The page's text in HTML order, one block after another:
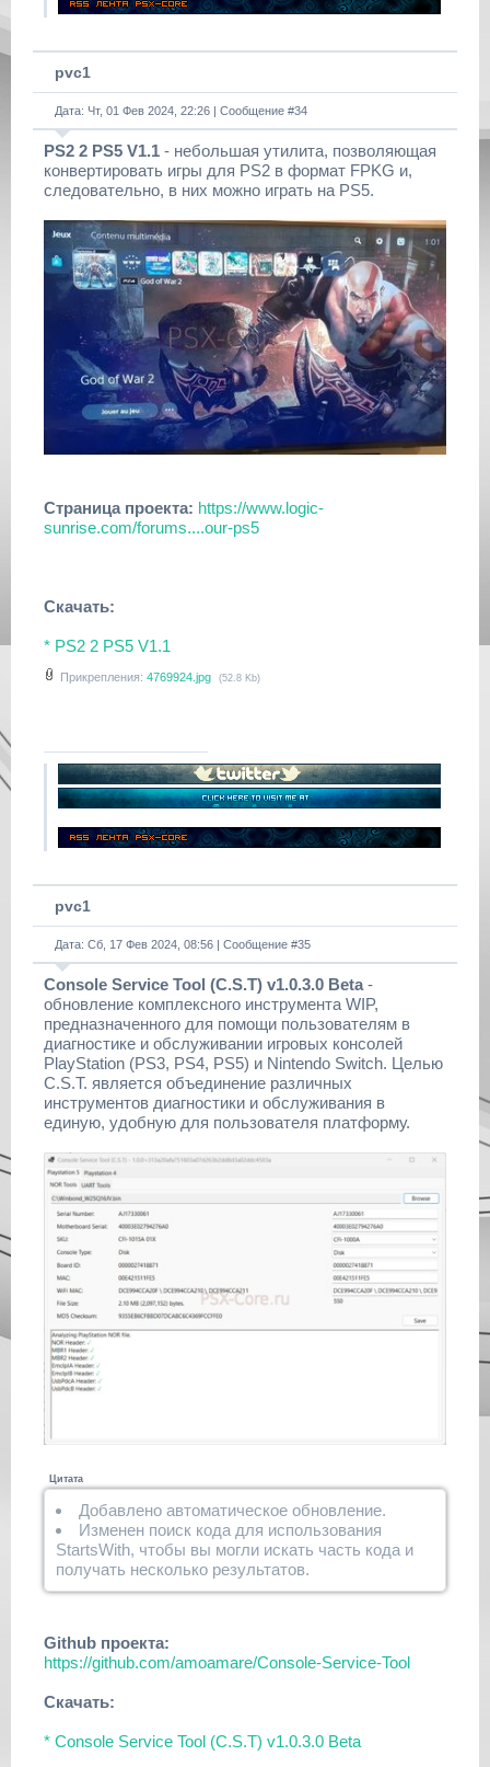
pvc1
Дата: Чт, 01 Фев 2024, 22:26 | Сообщение #34
PS2 2 PS5 V1.1 - небольшая утилита, позволяющая
конвертировать игры для PS2 в формат FPKG и,
следовательно, в них можно играть на PS5.
Страница проекта: https://www.logic-
sunrise.com/forums....our-ps5
Скачать:
* PS2 2 PS5 V1.1
Прикрепления: 4769924.jpg (52.8 Kb)
pvc1
Дата: Сб, 17 Фев 2024, 08:56 | Сообщение #35
Console Service Tool (C.S.T) v1.0.3.0 Beta-
обновление комплексного инструмента WIP,
предназначенного для помощи пользователям в
диагностике и обслуживании игровых консолей
PlayStation (PS3, PS4, PS5) и Nintendo Switch. Целью
C.S.T. является объединение различных
инструментов диагностики и обслуживания в
единую, удобную для пользователя платформу.
Цитата
Добавлено автоматическое обновление.
Изменен поиск кода для использования
StartsWith, чтобы вы могли искать часть кода и
получать несколько результатов.
Github проекта:
https://github.com/amoamare/Console-Service-Tool
Скачать:
* Console Service Tool (C.S.T) v1.0.3.0 Beta